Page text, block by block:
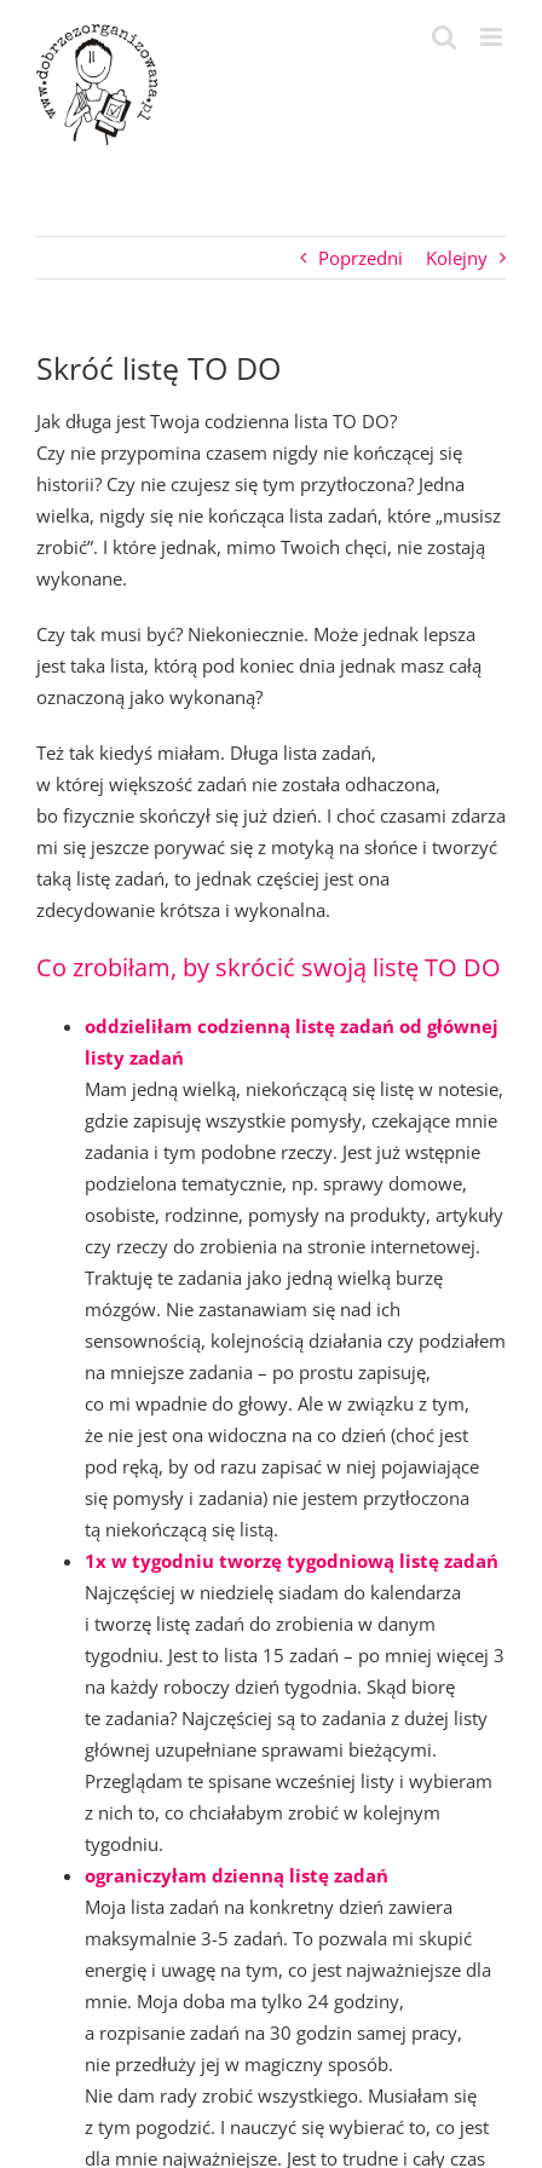
zawartości
Poprzedni Kolejny
Skróć listę TO DO
Jak długa jest Twoja codzienna lista TO DO?
Czy nie przypomina czasem nigdy nie kończącej się
historii? Czy nie czujesz się tym przytłoczona? Jedna
wielka, nigdy się nie kończąca lista zadań, które „musisz
zrobić”. I które jednak, mimo Twoich chęci, nie zostają
wykonane.
Czy tak musi być? Niekoniecznie. Może jednak lepsza
jest taka lista, którą pod koniec dnia jednak masz całą
oznaczoną jako wykonaną?
Też tak kiedyś miałam. Długa lista zadań,
w której większość zadań nie została odhaczona,
bo fizycznie skończył się już dzień. I choć czasami zdarza
mi się jeszcze porywać się z motyką na słońce i tworzyć
taką listę zadań, to jednak częściej jest ona
zdecydowanie krótsza i wykonalna.
Co zrobiłam, by skrócić swoją listę TO DO
oddzieliłam codzienną listę zadań od głównej
listy zadań
Mam jedną wielką, niekończącą się listę w notesie,
gdzie zapisuję wszystkie pomysły, czekające mnie
zadania i tym podobne rzeczy. Jest już wstępnie
podzielona tematycznie, np. sprawy domowe,
osobiste, rodzinne, pomysły na produkty, artykuły
czy rzeczy do zrobienia na stronie internetowej.
Traktuję te zadania jako jedną wielką burzę
mózgów. Nie zastanawiam się nad ich
sensownością, kolejnością działania czy podziałem
na mniejsze zadania – po prostu zapisuję,
co mi wpadnie do głowy. Ale w związku z tym,
że nie jest ona widoczna na co dzień (choć jest
pod ręką, by od razu zapisać w niej pojawiające
się pomysły i zadania) nie jestem przytłoczona
tą niekończącą się listą.
1x w tygodniu tworzę tygodniową listę zadań
Najczęściej w niedzielę siadam do kalendarza
i tworzę listę zadań do zrobienia w danym
tygodniu. Jest to lista 15 zadań – po mniej więcej 3
na każdy roboczy dzień tygodnia. Skąd biorę
te zadania? Najczęściej są to zadania z dużej listy
głównej uzupełniane sprawami bieżącymi.
Przeglądam te spisane wcześniej listy i wybieram
z nich to, co chciałabym zrobić w kolejnym
tygodniu.
ograniczyłam dzienną listę zadań
Moja lista zadań na konkretny dzień zawiera
maksymalnie 3-5 zadań. To pozwala mi skupić
energię i uwagę na tym, co jest najważniejsze dla
mnie. Moja doba ma tylko 24 godziny,
a rozpisanie zadań na 30 godzin samej pracy,
nie przedłuży jej w magiczny sposób.
Nie dam rady zrobić wszystkiego. Musiałam się
z tym pogodzić. I nauczyć się wybierać to, co jest
dla mnie najważniejsze. Jest to trudne i cały czas